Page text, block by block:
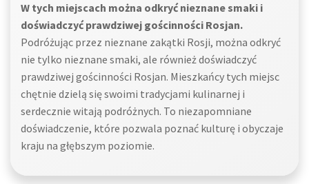
W tych miejscach można odkryć nieznane smaki i
doświadczyć prawdziwej gościnności Rosjan.
Podróżując przez nieznane zakątki Rosji, można odkryć
nie tylko nieznane smaki, ale również doświadczyć
prawdziwej gościnności Rosjan. Mieszkańcy tych miejsc
chętnie dzielą się swoimi tradycjami kulinarnej i
serdecznie witają podróżnych. To niezapomniane
doświadczenie, które pozwala poznać kulturę i obyczaje
kraju na głębszym poziomie.